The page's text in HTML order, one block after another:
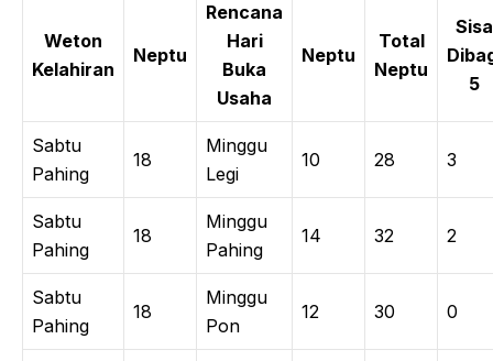
Weton
Kelahiran
Neptu
Rencana
Hari
Buka
Usaha
Neptu
Total
Neptu
Sisa
5
Sabtu
Pahing
18
Minggu
Legi
10 28 3
Sabtu
Pahing
18
Minggu
Pahing
14 32 2
Sabtu
Pahing
18
Minggu
Pon
12 30 0